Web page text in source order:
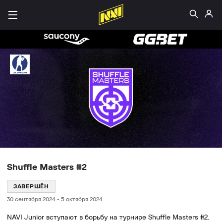
Shuffle Masters #2
ЗАВЕРШЁН
30 сентября 2024 - 5 октября 2024
NAVI Junior вступают в борьбу на турнире Shuffle Masters #2.